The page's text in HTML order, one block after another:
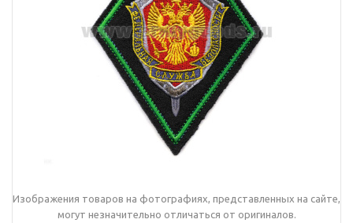
Изображения товаров на фотографиях, представленных на сайте,
могут незначительно отличаться от оригиналов.